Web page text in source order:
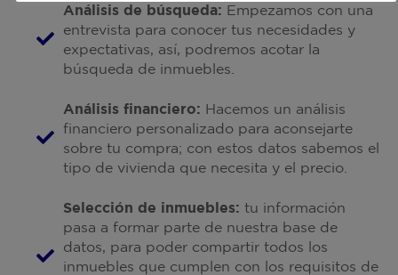
Análisis de búsqueda: Empezamos con una
entrevista para conocer tus necesidades y
expectativas, así, podremos acotar la
búsqueda de inmuebles.
Análisis financiero: Hacemos un análisis
financiero personalizado para aconsejarte
sobre tu compra; con estos datos sabemos el
tipo de vivienda que necesita y el precio.
Selección de inmuebles: tu información
pasa a formar parte de nuestra base de
datos, para poder compartir todos los
inmuebles que cumplen con los requisitos de